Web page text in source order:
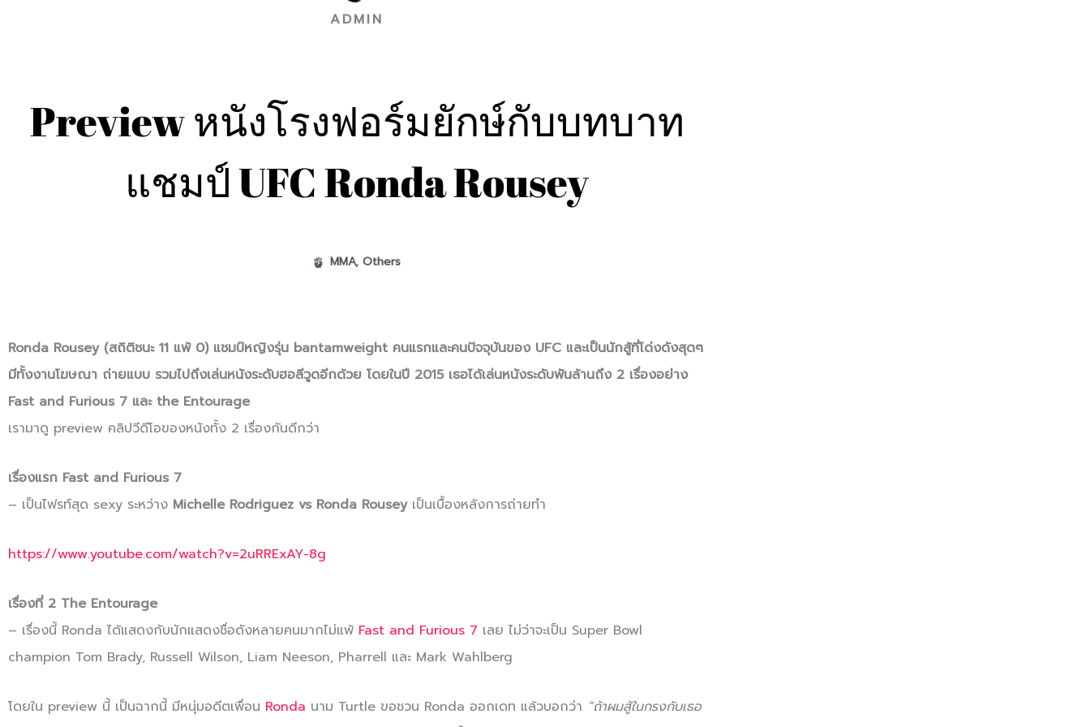
ADMIN
Preview หนังโรงฟอร์มยักษ์กับบทบาท
แชมป์ UFC Ronda Rousey
MMA, Others
Ronda Rousey (สถิติชนะ 11 แพ้ 0) แชมป์หญิงรุ่น bantamweight คนแรกและคนปัจจุบันของ UFC และเป็นนักสู้ที่โด่งดังสุดๆ
มีทั้งงานโฆษณา ถ่ายแบบ รวมไปถึงเล่นหนังระดับฮอลีวูดอีกด้วย โดยในปี 2015 เธอได้เล่นหนังระดับพันล้านถึง 2 เรื่องอย่าง
Fast and Furious 7 และ the Entourage
เรามาดู preview คลิปวีดีโอของหนังทั้ง 2 เรื่องกันดีกว่า
เรื่องแรก Fast and Furious 7
– เป็นไฟรท์สุด sexy ระหว่าง Michelle Rodriguez vs Ronda Rouseyเป็นเบื้องหลังการถ่ายทำ
https://www.youtube.com/watch?v=2uRRExAY-8g
เรื่องที่ 2 The Entourage
– เรื่องนี้ Ronda ได้แสดงกับนักแสดงชื่อดังหลายคนมากไม่แพ้ Fast and Furious 7 เลย ไม่ว่าจะเป็น Super Bowl
champion Tom Brady, Russell Wilson, Liam Neeson, Pharrell และ Mark Wahlberg
โดยใน preview นี้ เป็นฉากนี้ มีหนุ่มอดีตเพื่อน Ronda นาม Turtle ขอชวน Ronda ออกเดท แล้วบอกว่า “ถ้าผมสู้ในกรงกับเธอ